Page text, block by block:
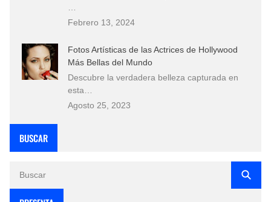
Febrero 13, 2024
Fotos Artísticas de las Actrices de Hollywood
Más Bellas del Mundo
Descubre la verdadera belleza capturada en
esta…
Agosto 25, 2023
BUSCAR